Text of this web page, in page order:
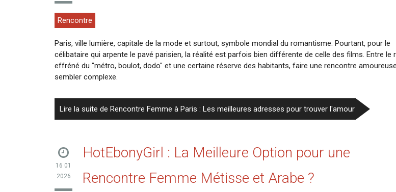
Rencontre
Paris, ville lumière, capitale de la mode et surtout, symbole mondial du romantisme. Pourtant, pour le
célibataire qui arpente le pavé parisien, la réalité est parfois bien différente de celle des films. Entre le
effréné du "métro, boulot, dodo" et une certaine réserve des habitants, faire une rencontre
sembler complexe.
Lire la suite de Rencontre Femme à Paris : Les meilleures adresses pour trouver l'amour
16 01
2026
HotEbonyGirl : La Meilleure Option pour une
Rencontre Femme Métisse et Arabe ?